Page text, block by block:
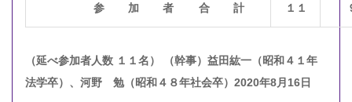
参 加 者 合 計 １１
（延べ参加者人数 １１名）
（幹事）益田紘一（昭和４１年
法学卒）、河野 勉（昭和４８年社会卒）2020年8月16日